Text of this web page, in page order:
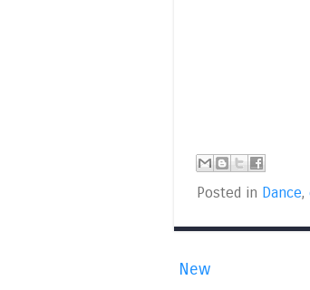
Posted in Dance,
New